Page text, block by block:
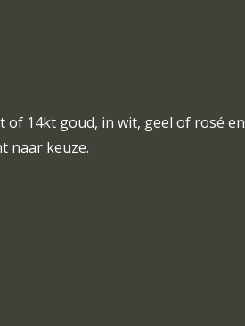
of 14kt goud, in wit, geel of rosé en
naar keuze.